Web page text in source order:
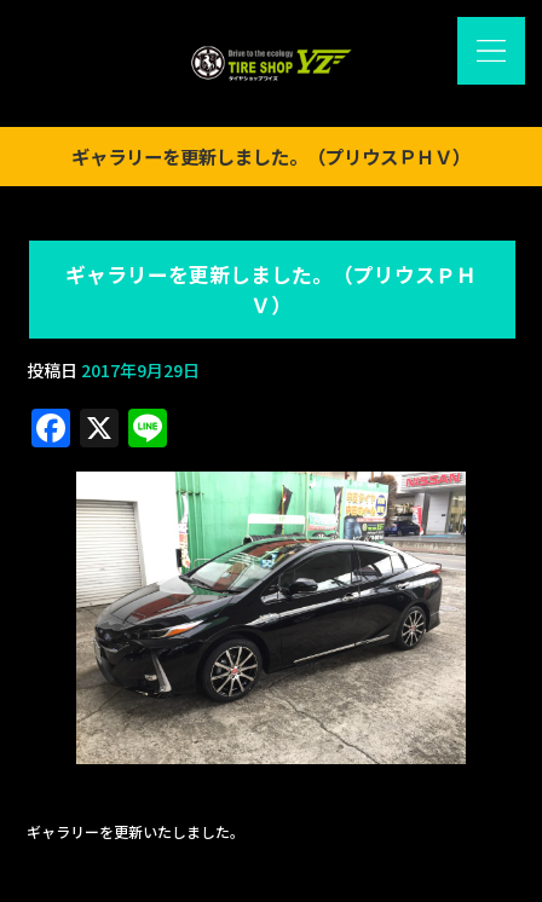
ギャラリーを更新しました。（プリウスＰＨＶ）
ギャラリーを更新しました。（プリウスＰＨ
Ｖ）
投稿日 2017年9月29日
F
a
c
e
b
o
o
k
X
n
e
ギャラリーを更新いたしました。